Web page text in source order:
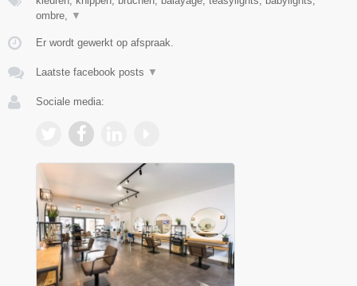
ombre,
▼
Er wordt gewerkt op afspraak.
Laatste facebook posts ▼
Sociale media: